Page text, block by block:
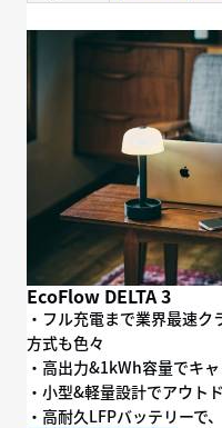
EcoFlow DELTA 3
・フル充電まで業界最速
方式も色々
・高出力&1kWh容量でキ
・小型&軽量設計でアウト
・高耐久LFPバッテリーで